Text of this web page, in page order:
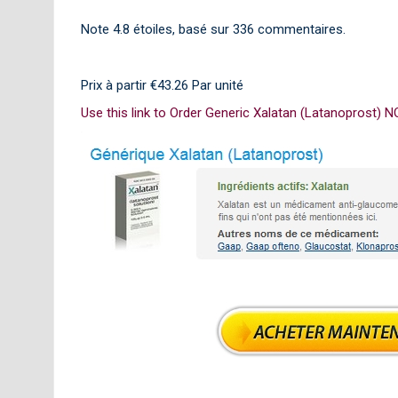
Note 4.8 étoiles, basé sur 336 commentaires.
Prix à partir €43.26 Par unité
Use this link to Order Generic Xalatan (Latanoprost)